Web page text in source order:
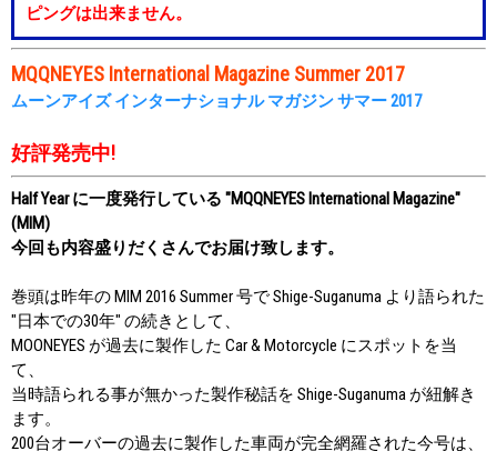
ピングは出来ません。
MQQNEYES International Magazine Summer 2017
ムーンアイズ インターナショナル マガジン サマー 2017
好評発売中!
Half Year に一度発行している "MQQNEYES International Magazine"
(MIM)
今回も内容盛りだくさんでお届け致します。
巻頭は昨年の MIM 2016 Summer 号で Shige-Suganuma より語られた
"日本での30年" の続きとして、
MOONEYES が過去に製作した Car & Motorcycle にスポットを当
て、
当時語られる事が無かった製作秘話を Shige-Suganuma が紐解き
ます。
200台オーバーの過去に製作した車両が完全網羅された今号は、